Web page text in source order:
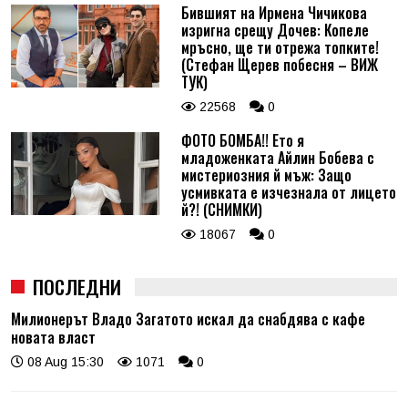
Бившият на Ирмена Чичикова
изригна срещу Дочев: Копеле
мръсно, ще ти отрежа топките!
(Стефан Щерев побесня – ВИЖ
ТУК)
22568 0
ФОТО БОМБА!! Ето я
младоженката Айлин Бобева с
мистериозния й мъж: Защо
усмивката е изчезнала от лицето
й?! (СНИМКИ)
18067 0
ПОСЛЕДНИ
Милионерът Владо Загатото искал да снабдява с кафе
новата власт
08 Aug 15:30 1071 0